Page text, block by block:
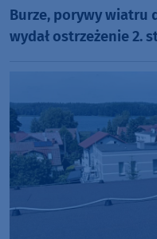
Burze, porywy wiatru
wydał ostrzeżenie 2.